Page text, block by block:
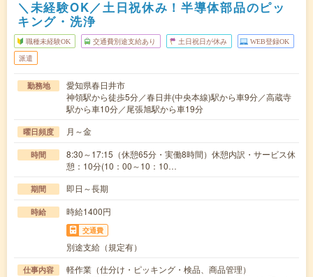
＼未経験OK／土日祝休み！半導体部品のピッ
キング・洗浄
職種未経験OK 交通費別途支給あり 土日祝日が休み WEB登録OK
派遣
勤務地
愛知県春日井市
神領駅から徒歩5分／春日井(中央本線)駅から車9分／高蔵寺
駅から車10分／尾張旭駅から車19分
曜日頻度 月～金
時間
8:30～17:15（休憩65分・実働8時間）休憩内訳・サービス休
憩：10分(10：00～10：10…
期間 即日～長期
時給 時給1400円
交通費
別途支給（規定有）
仕事内容
軽作業（仕分け・ピッキング・検品、商品管理）